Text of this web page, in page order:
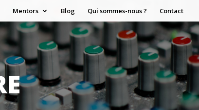
Mentors Blog Qui sommes-nous ? Contact